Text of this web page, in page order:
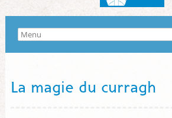
La magie du curragh